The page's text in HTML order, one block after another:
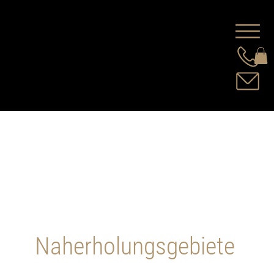
Naherholungsgebiete